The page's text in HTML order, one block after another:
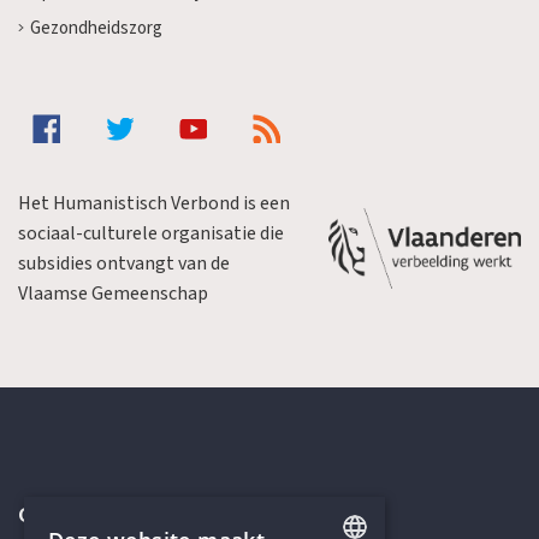
Gezondheidszorg
Het Humanistisch Verbond is een
sociaal-culturele organisatie die
subsidies ontvangt van de
Vlaamse Gemeenschap
Contactgegevens